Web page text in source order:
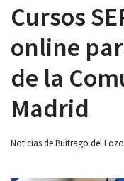
Cursos
online
de la
Madrid
Noticias de Buitrago del